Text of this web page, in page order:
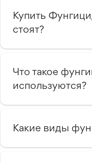
Купить
стоят?
Что такое
используются?
Какие виды